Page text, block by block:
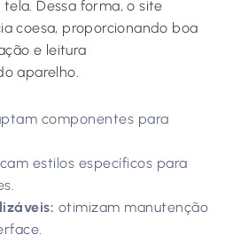
Dessa forma, o site
coesa, proporcionando boa
e leitura
aparelho.
componentes para
estilos específicos para
otimizam manutenção